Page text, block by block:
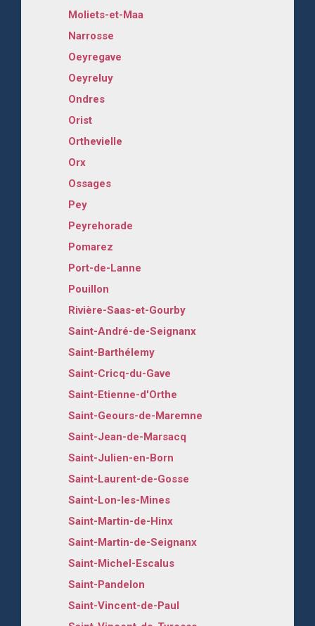
Moliets-et-Maa
Narrosse
Oeyregave
Oeyreluy
Ondres
Orist
Orthevielle
Orx
Ossages
Pey
Peyrehorade
Pomarez
Port-de-Lanne
Pouillon
Rivière-Saas-et-Gourby
Saint-André-de-Seignanx
Saint-Barthélemy
Saint-Cricq-du-Gave
Saint-Etienne-d'Orthe
Saint-Geours-de-Maremne
Saint-Jean-de-Marsacq
Saint-Julien-en-Born
Saint-Laurent-de-Gosse
Saint-Lon-les-Mines
Saint-Martin-de-Hinx
Saint-Martin-de-Seignanx
Saint-Michel-Escalus
Saint-Pandelon
Saint-Vincent-de-Paul